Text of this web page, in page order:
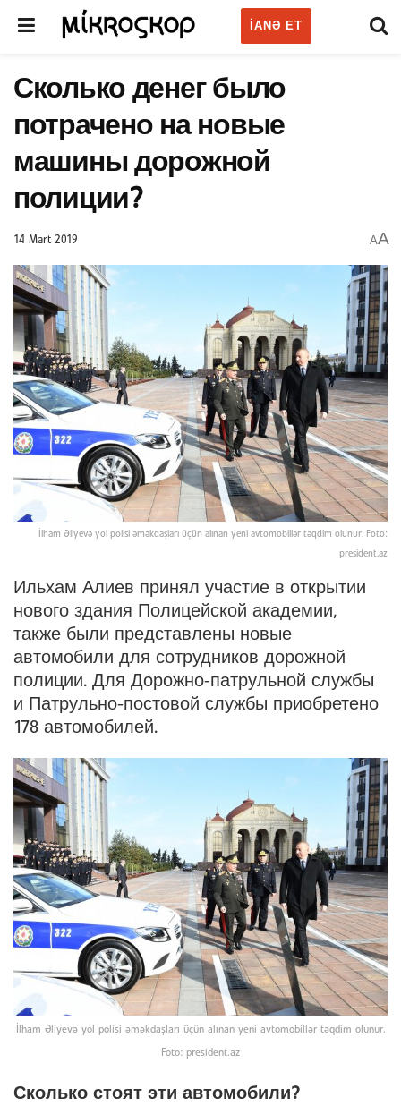
IANƏ ET
Сколько денег было
потрачено на новые
машины дорожной
полиции?
14 Mart 2019 AA
İlham Əliyevə yol polisi əməkdaşları üçün alınan yeni avtomobillər təqdim olunur. Foto:
president.az
Ильхам Алиев принял участие в открытии
нового здания Полицейской академии,
также были представлены новые
автомобили для сотрудников дорожной
полиции. Для Дорожно-патрульной службы
и Патрульно-постовой службы приобретено
178 автомобилей.
İlham Əliyevə yol polisi əməkdaşları üçün alınan yeni avtomobillər təqdim olunur.
Foto: president.az
Сколько стоят эти автомобили?